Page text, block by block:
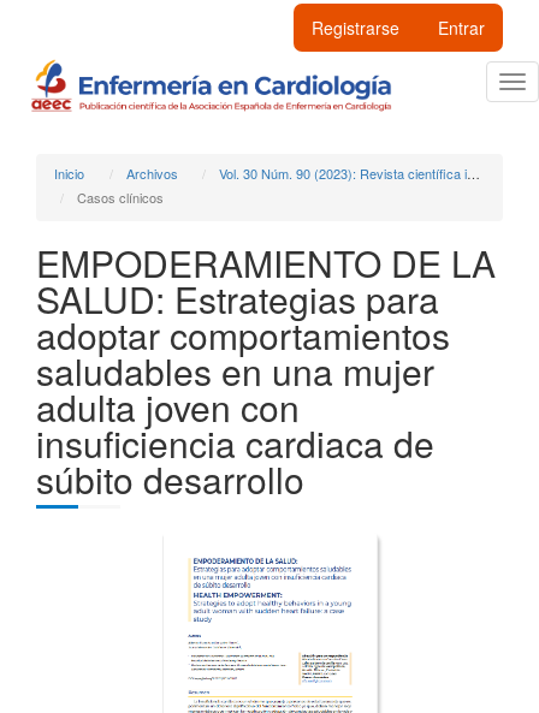
Barra lateral
Registrarse Entrar
Inicio Archivos
Vol. 30 Núm. 90 (2023): Revista científica internacional dedicada a las enfermedades cardiovasculares, publicación oficial de la Asociación Española de Enfermería en Cardiología
Casos clínicos
EMPODERAMIENTO DE LA
SALUD: Estrategias para
adoptar comportamientos
saludables en una mujer
adulta joven con
insuficiencia cardiaca de
súbito desarrollo
Barra lateral del artículo